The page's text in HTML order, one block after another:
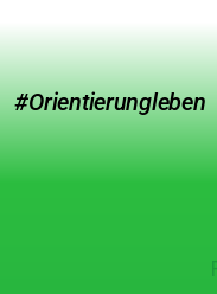
#Orientierungleben